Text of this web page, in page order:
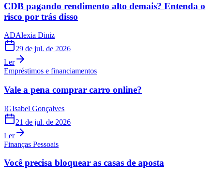
CDB pagando rendimento alto demais? Entenda o
risco por trás disso
ADAlexia Diniz
29 de jul. de 2026
Ler
Empréstimos e financiamentos
Vale a pena comprar carro online?
IGIsabel Gonçalves
21 de jul. de 2026
Ler
Finanças Pessoais
Você precisa bloquear as casas de aposta